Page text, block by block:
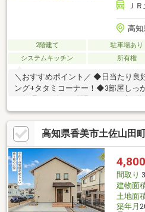
Ｊ
高知
2階建て 駐車場あり
システムキッチン
所有権
＼おすすめポイント／ ◆日当たり良好な広々15.5帖の南向きリビ
ング+タタミコーナー！◆3部屋しっ
ますので収納も便利！☆こちらの物
ご購入時の住宅ローン相談も無料で
お好きなタイミングで【088-831-
い！資料請求フォームからは24時間
を結ぶことが私たちの使命です。 皆
を、心よりお待ち申し上げております
高知県香美市土佐山田
4,800
間取り
建物面
土地面
築年月